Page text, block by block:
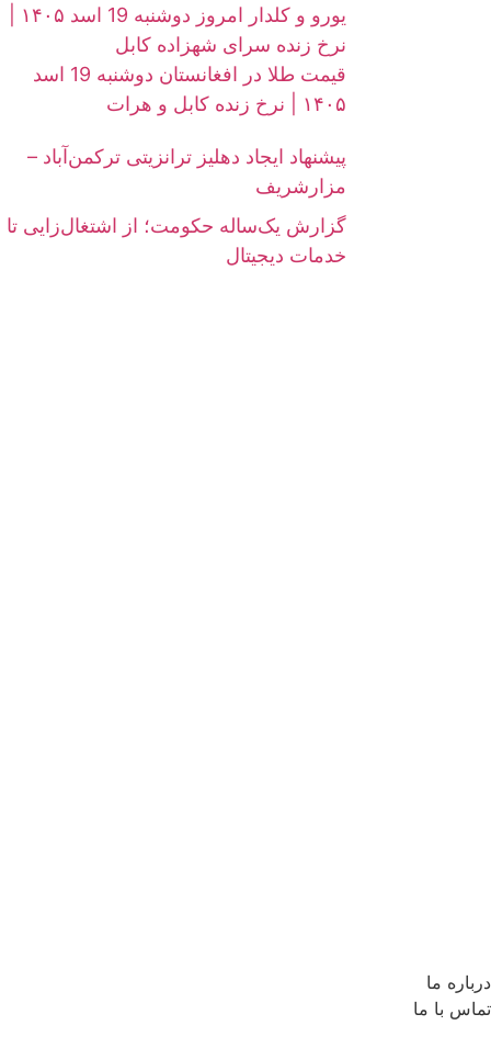
نرخ زنده سرای شهزاده کابل
قیمت طلا در افغانستان دوشنبه 19 اسد
۱۴۰۵ | نرخ زنده کابل و هرات
پیشنهاد ایجاد دهلیز ترانزیتی ترکمن‌آباد –
مزارشریف
گزارش یک‌ساله حکومت؛ از اشتغال‌زایی تا
خدمات دیجیتال
درباره ما
تماس با ما